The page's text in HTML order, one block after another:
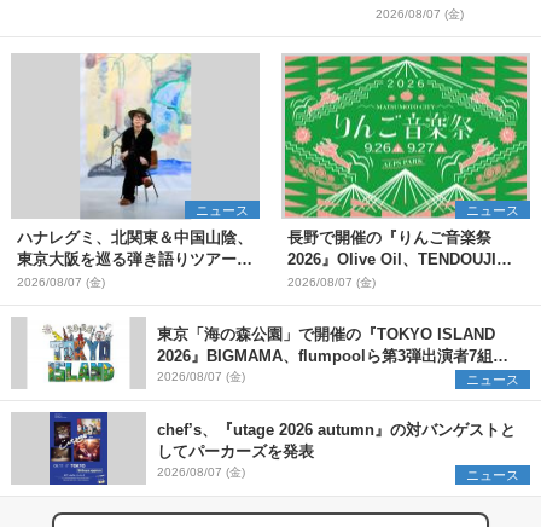
2026/08/07 (金)
ニュース
ハナレグミ、北関東＆中国山陰、
東京大阪を巡る弾き語りツアー10
月より開催決定
2026/08/07 (金)
ニュース
長野で開催の『りんご音楽祭
2026』Olive Oil、TENDOUJIら
第11弾出演アーティスト（16組）
を発表
2026/08/07 (金)
東京「海の森公園」で開催の『TOKYO ISLAND
2026』BIGMAMA、flumpoolら第3弾出演者7組を
発表 ワークショップ・アート出展者を募集
2026/08/07 (金) ニュース
chef’s、『utage 2026 autumn』の対バンゲストと
してパーカーズを発表
2026/08/07 (金) ニュース